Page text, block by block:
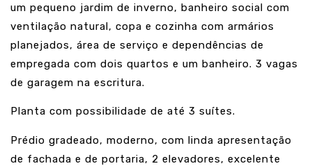
um pequeno jardim de inverno, banheiro social com
ventilação natural, copa e cozinha com armários
planejados, área de serviço e dependências de
empregada com dois quartos e um banheiro. 3 vagas
de garagem na escritura.
Planta com possibilidade de até 3 suítes.
Prédio gradeado, moderno, com linda apresentação
de fachada e de portaria, 2 elevadores, excelente